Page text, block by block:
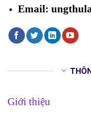
Email:
Giới thiệu